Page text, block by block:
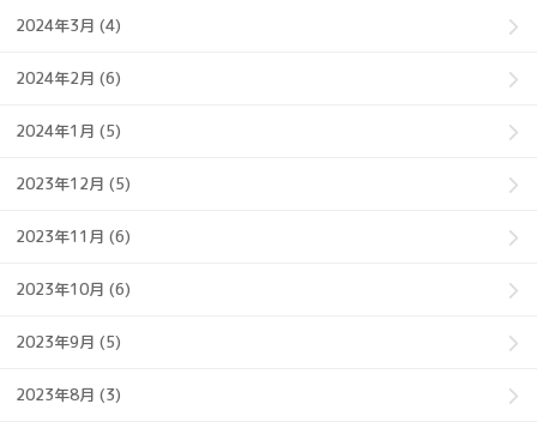
2024年3月 (4)
2024年2月 (6)
2024年1月 (5)
2023年12月 (5)
2023年11月 (6)
2023年10月 (6)
2023年9月 (5)
2023年8月 (3)